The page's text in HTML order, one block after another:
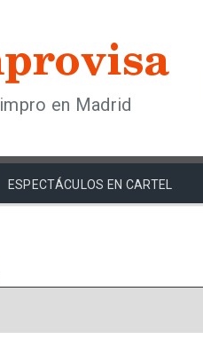
en Madrid
ESPECTÁCULOS EN CARTEL